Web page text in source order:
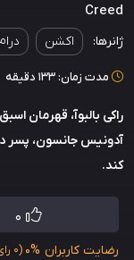
Creed
ژانرها: اکشن درام
مدت زمان: 133 دقیقه
راکی بالبوآ، قهرمان
آدونیس جانسون، پسر
کند.
0
رضایت کاربران 0% (0 رای)